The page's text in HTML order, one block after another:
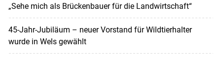
„Sehe mich als Brückenbauer für die Landwirtschaft“
45-Jahr-Jubiläum – neuer Vorstand für Wildtierhalter
wurde in Wels gewählt